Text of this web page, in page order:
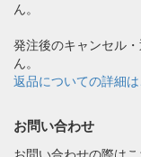
ん。
発注後のキャンセル
ん。
返品についての詳細は
お問い合わせ